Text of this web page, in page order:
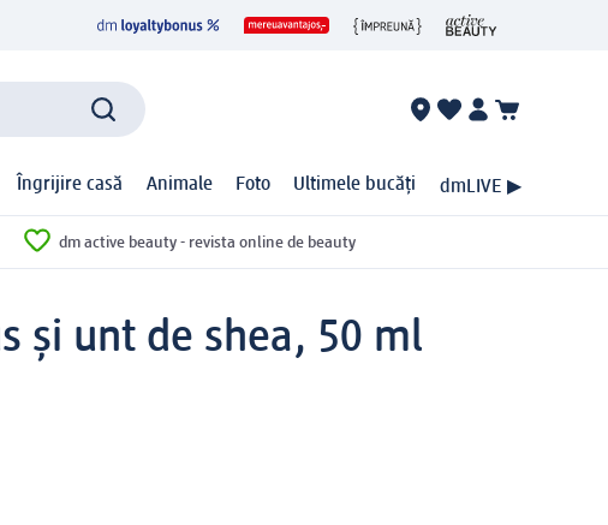
Îngrijire casă Animale Foto Ultimele bucăți dmLIVE ▶
dm active beauty - revista online de beauty
și unt de shea, 50 ml